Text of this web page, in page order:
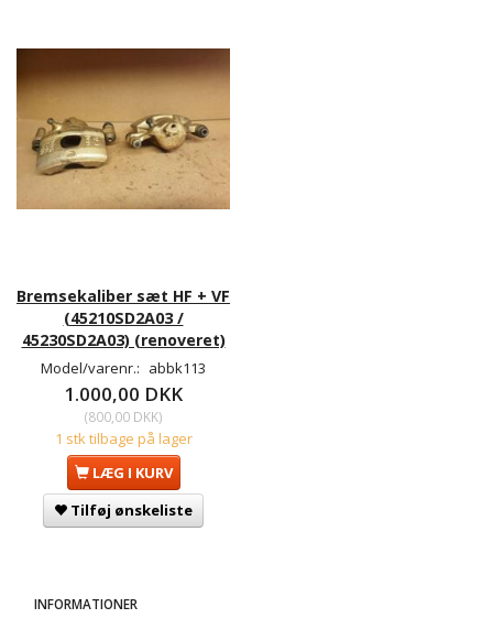
Bremsekaliber sæt HF + VF
(45210SD2A03 /
45230SD2A03) (renoveret)
Model/varenr.: abbk113
1.000,00 DKK
(800,00 DKK)
1 stk tilbage på lager
LÆG I KURV
Tilføj ønskeliste
INFORMATIONER